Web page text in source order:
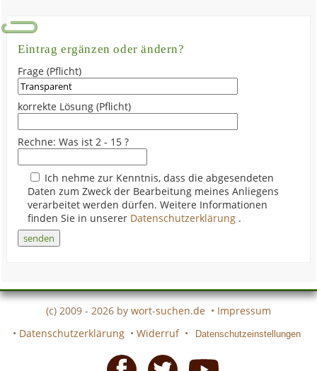
Eintrag ergänzen oder ändern?
Frage (Pflicht)
korrekte Lösung (Pflicht)
Rechne: Was ist 2 - 15 ?
Ich nehme zur Kenntnis, dass die abgesendeten
Daten zum Zweck der Bearbeitung meines Anliegens
verarbeitet werden dürfen. Weitere Informationen
finden Sie in unserer Datenschutzerklärung .
(c) 2009 - 2026 by wort-suchen.de • Impressum
• Datenschutzerklärung • Widerruf • Datenschutzeinstellungen